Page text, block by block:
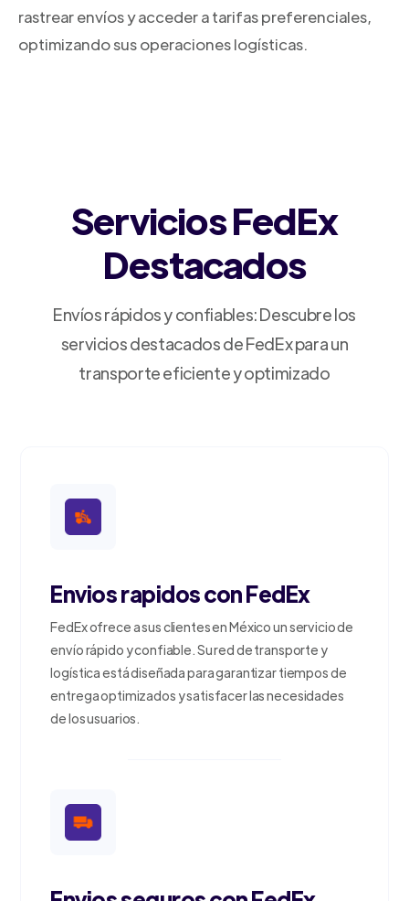
rastrear envíos y acceder a tarifas preferenciales,
optimizando sus operaciones logísticas.
Servicios FedEx
Destacados
Envíos rápidos y confiables: Descubre los
servicios destacados de FedEx para un
transporte eficiente y optimizado
Envios rapidos con FedEx
FedEx ofrece a sus clientes en México un servicio de
envío rápido y confiable. Su red de transporte y
logística está diseñada para garantizar tiempos de
entrega optimizados y satisfacer las necesidades
de los usuarios.